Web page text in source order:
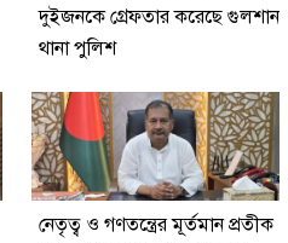
দুইজনকে গ্রেফতার করেছে গুলশান
থানা পুলিশ
নেতৃত্ব ও গণতন্ত্রের মূর্তমান প্রতীক